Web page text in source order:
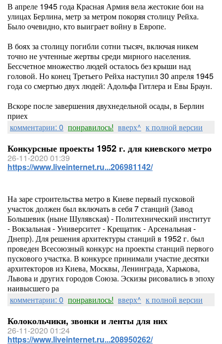
В апреле 1945 года Красная Армия вела жестокие бои на
улицах Берлина, метр за метром покоряя столицу Рейха.
Было очевидно, кто выиграет войну в Европе.
В боях за столицу погибли сотни тысяч, включая никем
точно не учтенные жертвы среди мирного населения.
Бессчетное множество людей осталось без крыши над
головой. Но конец Третьего Рейха наступил 30 апреля 1945
года со смертью двух людей: Адольфа Гитлера и Евы Браун.
Вскоре после завершения двухнедельной осады, в Берлин
приех
комментарии: 0 понравилось! вверх^ к полной версии
Конкурсные проекты 1952 г. для киевского метро
26-11-2020 01:39
https://www.liveinternet.ru...206981142/
На заре строительства метро в Киеве первый пусковой
участок должен был включать в себя 7 станций (Завод
Большевик (ныне Шулявская) - Политехнический институт
- Вокзальная - Университет - Крещатик - Арсенальная -
Днепр). Для решения архитектуры станций в 1952 г. был
проведен Всесоюзный конкурс на проекты станций первого
пускового участка. В конкурсе принимали участие десятки
архитекторов из Киева, Москвы, Ленинграда, Харькова,
Львова и других городов Союза. Эскизы рисовались в эпоху
наивысшего ра
комментарии: 0 понравилось! вверх^ к полной версии
Колокольчики, звонки и ленты для них
26-11-2020 01:24
https://www.liveinternet.ru...208950262/